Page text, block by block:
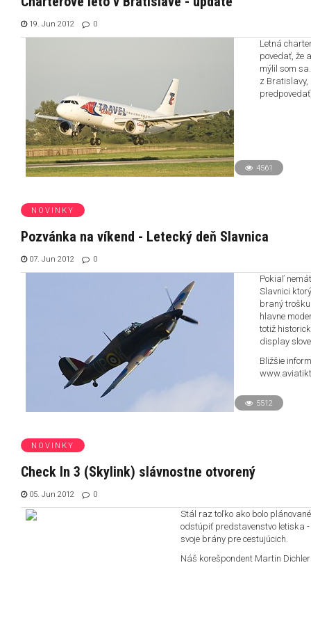
19. Jun 2012 0
Letná
povedať, že
mýlil som
z Bratislavy,
4561
NOVINKY
Pozvánka na víkend - Letecký deň Slavnica
07. Jun 2012 0
Pokiaľ
Slavnici
braný
hlavne
totiž
display
Bližšie
5512
NOVINKY
Check In 3 (Skylink) slávnostne otvorený
05. Jun 2012 0
Stál raz toľko ako bolo
odstúpiť predstavenstvo letiska
svoje brány pre cestujúcich.
Náš korešpondent Martin